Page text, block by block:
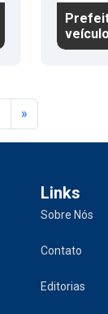
»
Links
Sobre Nós
Contato
Editorias